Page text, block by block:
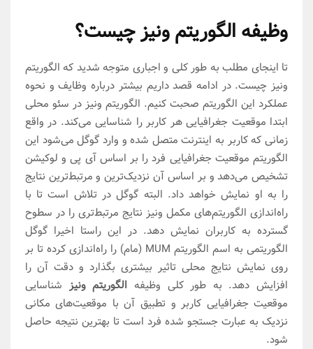
وظیفه الگوریتم ونیز چیست؟
تا اینجای مطلب به طور کلی و اجباری متوجه شدید که الگوریتم
ونیز چیست. در ادامه قصد داریم بیشتر درباره وظایف و نحوه
عملکرد این الگوریتم صحبت کنیم. الگوریتم ونیز در سئو محلی
ابتدا موقعیت جغرافیایی هر کاربر را شناسایی می‌کند. در واقع
زمانی که کاربر به اینترنت متصل شده و وارد گوگل می‌شود این
الگوریتم موقعیت جغرافیایی فرد را بر اساس آی پی و لوکیشن
تشخیص می‌دهد و بر اساس آن نزدیک‌ترین و مرتبط‌ترین نتایج
را به او نمایش خواهد داد. البته گوگل در تلاش است تا با
راه‌اندازی الگوریتم‌های مکمل ونیز نتایج مرتبط‌تری را در سطوح
گسترده به کاربران نمایش دهد. در این راستا اخیرا گوگل
الگوریتمی به اسم الگوریتم MUM (مام) را راه‌اندازی کرده تا بر
روی نمایش نتایج محلی تاثیر بیشتری بگذارد و دقت آن را
افزایش دهد. به طور کلی وظیفه الگوریتم ونیز شناسایی
موقعیت جغرافیایی کاربر و تطبیق آن با موقعیت‌های مکانی
نزدیک به عبارت جستجو شده فرد است تا بهترین نتیجه حاصل
شود.